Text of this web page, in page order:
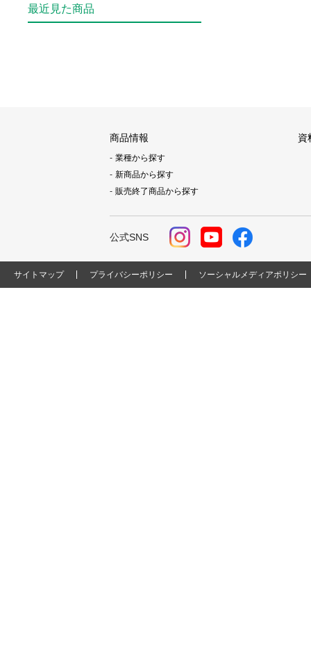
最近見た商品
商品情報
業種から探す
新商品から探す
販売終了商品から探す
資
公式SNS
サイトマップ プライバシーポリシー ソーシャルメディアポリシー